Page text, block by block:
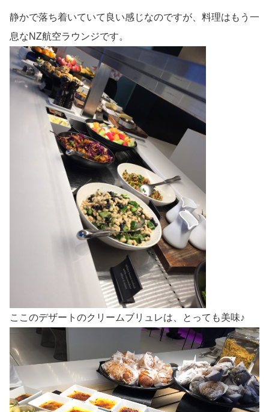
静かで落ち着いていて良い感じなのですが、料理はもう一
息なNZ航空ラウンジです。
ここのデザートのクリームブリュレは、とっても美味♪